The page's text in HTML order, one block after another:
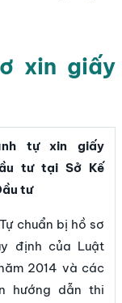
xin giấy
tự xin giấy
tư tại Sở Kế
tư
Tự chuẩn bị hồ sơ
định của Luật
2014 và các
hướng dẫn thi